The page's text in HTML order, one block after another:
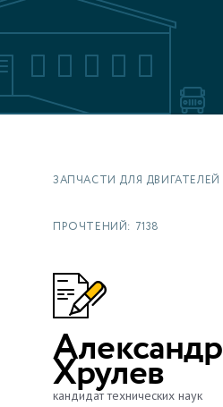
ЗАПЧАСТИ ДЛЯ ДВИГАТЕЛЕЙ
ПРОЧТЕНИЙ: 7138
Александр
Хрулев
кандидат технических наук